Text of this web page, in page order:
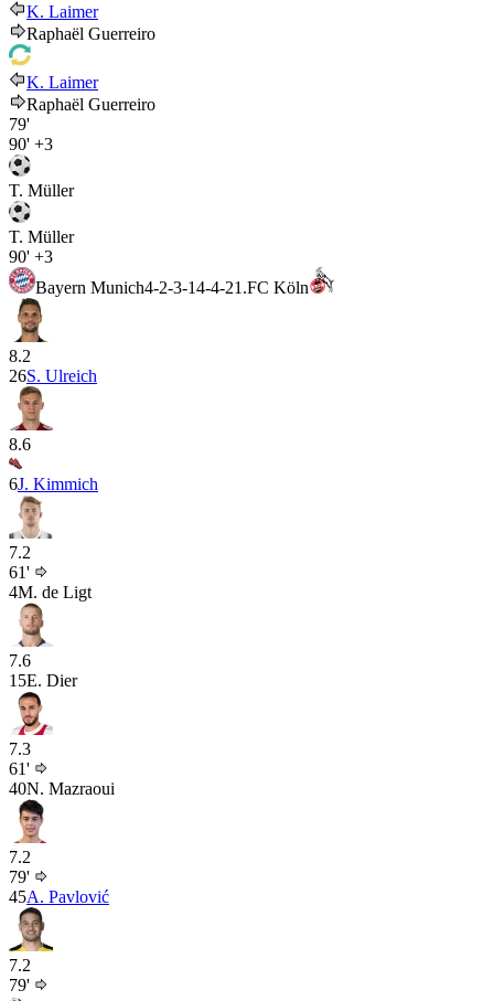
K. Laimer
Raphaël Guerreiro
K. Laimer
Raphaël Guerreiro
79'
90' +3
T. Müller
T. Müller
90' +3
Bayern Munich4-2-3-14-4-21.FC Köln
8.2
26S. Ulreich
8.6
6J. Kimmich
7.2
61'
4M. de Ligt
7.6
15E. Dier
7.3
61'
40N. Mazraoui
7.2
79'
45A. Pavlović
7.2
79'